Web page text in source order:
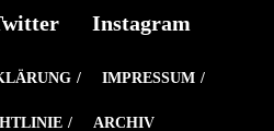
Instagram
IMPRESSUM
ARCHIV